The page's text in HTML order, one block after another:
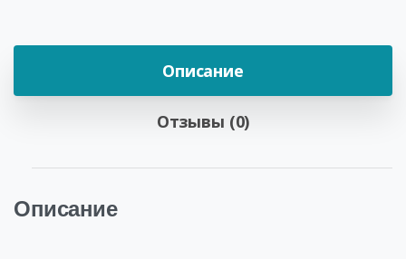
Описание
Отзывы (0)
Описание